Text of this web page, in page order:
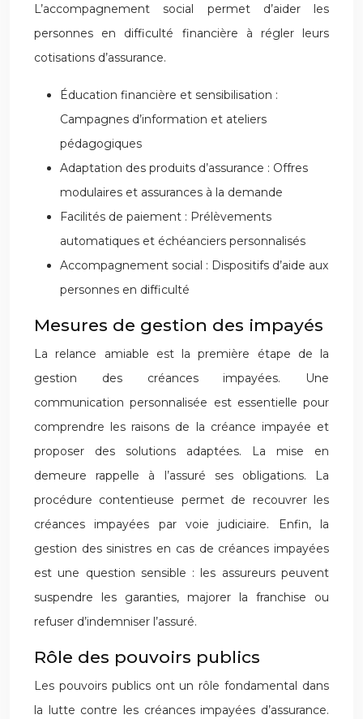
L’accompagnement social permet d’aider les
personnes en difficulté financière à régler leurs
cotisations d’assurance.
Éducation financière et sensibilisation :
Campagnes d’information et ateliers
pédagogiques
Adaptation des produits d’assurance : Offres
modulaires et assurances à la demande
Facilités de paiement : Prélèvements
automatiques et échéanciers personnalisés
Accompagnement social : Dispositifs d’aide aux
personnes en difficulté
Mesures de gestion des impayés
La relance amiable est la première étape de la
gestion des créances impayées. Une
communication personnalisée est essentielle pour
comprendre les raisons de la créance impayée et
proposer des solutions adaptées. La mise en
demeure rappelle à l’assuré ses obligations. La
procédure contentieuse permet de recouvrer les
créances impayées par voie judiciaire. Enfin, la
gestion des sinistres en cas de créances impayées
est une question sensible : les assureurs peuvent
suspendre les garanties, majorer la franchise ou
refuser d’indemniser l’assuré.
Rôle des pouvoirs publics
Les pouvoirs publics ont un rôle fondamental dans
la lutte contre les créances impayées d’assurance.